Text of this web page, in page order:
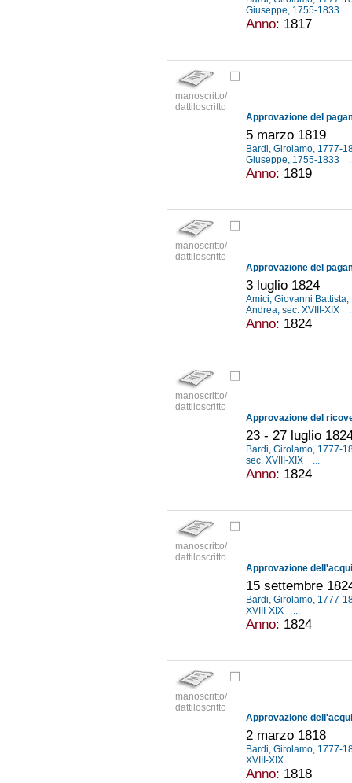
Giuseppe, 1755-1833
Anno: 1817
manoscritto/
dattiloscritto
5 marzo 1819
Bardi, Girolamo, 1777-
Giuseppe, 1755-1833
Anno: 1819
manoscritto/
dattiloscritto
3 luglio 1824
Amici, Giovanni
Andrea, sec. XVIII-XIX
Anno: 1824
manoscritto/
dattiloscritto
23 - 27 luglio
Bardi, Girolamo, 1777-
sec. XVIII-XIX
...
Anno: 1824
manoscritto/
dattiloscritto
Approvazione
15 settembre
Bardi, Girolamo, 1777-
XVIII-XIX
Anno: 1824
manoscritto/
dattiloscritto
2 marzo 1818
Bardi, Girolamo, 1777-
XVIII-XIX
...
Anno: 1818